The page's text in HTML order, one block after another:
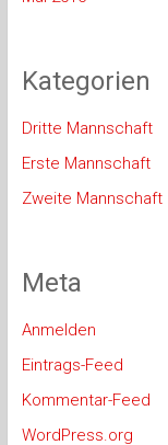
Kategorien
Dritte Mannschaft
Erste Mannschaft
Zweite Mannschaft
Meta
Anmelden
Eintrags-Feed
Kommentar-Feed
WordPress.org